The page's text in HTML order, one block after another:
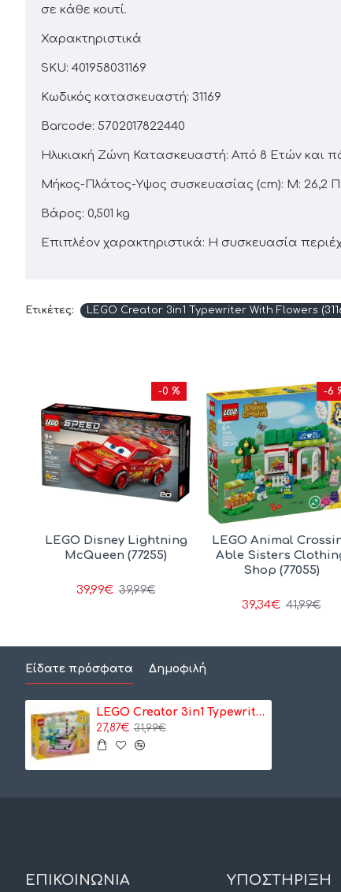
σε κάθε κουτί.
Χαρακτηριστικά
SKU: 401958031169
Κωδικός κατασκευαστή: 31169
Barcode: 5702017822440
Ηλικιακή Ζώνη Κατασκευαστή: Από 8 Ετών και
Μήκος-Πλάτος-Υψος συσκευασίας (cm): M: 26,2 Π:
Βάρος: 0,501 kg
Επιπλέον χαρακτηριστικά: Η συσκευασία
Ετικέτες: LEGO Creator 3in1 Typewriter With Flowers
-0 %
LEGO Disney Lightning
McQueen (77255)
39,99€ 39,99€
-6
LEGO Animal
Able Sisters
Shop (77055)
39,34€ 41,99€
Είδατε πρόσφατα Δημοφιλή
LEGO Creator 3in1 Typewriter With Flowers (31169)
27,87€ 31,99€
ΕΠΙΚΟΙΝΩΝΙΑ ΥΠΟΣΤΗΡΙΞΗ